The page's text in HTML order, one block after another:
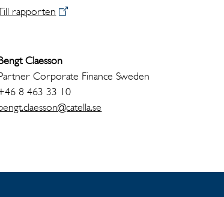
rapporten
Claesson
Corporate Finance Sweden
8 463 33 10